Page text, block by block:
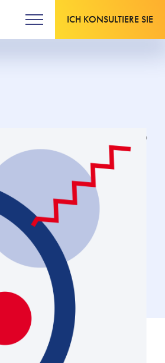
ICH KONSULTIERE SIE
Aktualisiert am 27.04.2026